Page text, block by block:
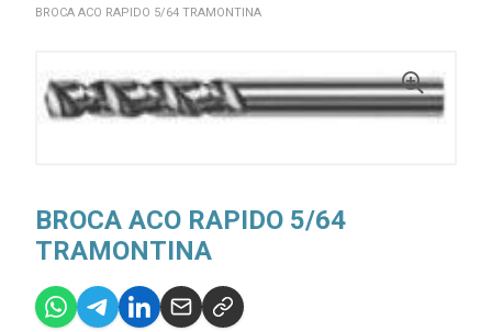
BROCA ACO RAPIDO 5/64 TRAMONTINA
BROCA ACO RAPIDO 5/64
TRAMONTINA